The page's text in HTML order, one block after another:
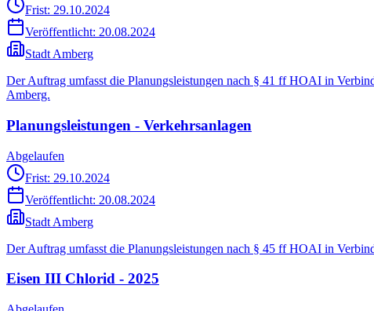
Frist: 29.10.2024
Veröffentlicht: 20.08.2024
Stadt Amberg
Der Auftrag umfasst die Planungsleistungen nach § 41 ff HOAI in
Amberg.
Planungsleistungen - Verkehrsanlagen
Abgelaufen
Frist: 29.10.2024
Veröffentlicht: 20.08.2024
Stadt Amberg
Der Auftrag umfasst die Planungsleistungen nach § 45 ff HOAI in
Eisen III Chlorid - 2025